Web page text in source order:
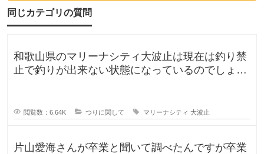
を
示
い
る
が
使
わ
同じカテゴリの質問
和歌山県のマリーナシティ大波止は現在は釣り禁
止で釣りが出来ない状態になっているのでしょう
閲覧数：6.64K つりに関して マリーナシティ 大波止
片山愛海さんが卒業と聞いて調べたんですが卒業